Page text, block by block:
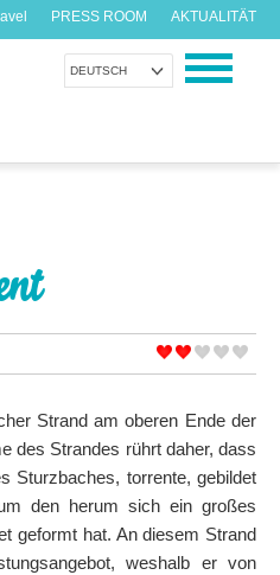
DEUTSCH
PRESS ROOM AKTUALITÄT
Strand am oberen Ende der
des Strandes rührt daher, dass
Sturzbaches, torrente, gebildet
den herum sich ein großes
geformt hat. An diesem Strand
weshalb er von